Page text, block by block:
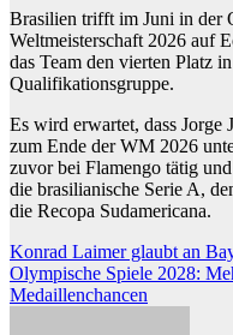
Brasilien trifft im Juni in der
Weltmeisterschaft 2026 auf
das Team den vierten Platz
Qualifikationsgruppe.
Es wird erwartet, dass Jorge
zum Ende der WM 2026
zuvor bei Flamengo tätig
die brasilianische Serie A,
die Recopa Sudamericana.
Konrad Laimer glaubt an
Olympische Spiele 2028:
Medaillenchancen